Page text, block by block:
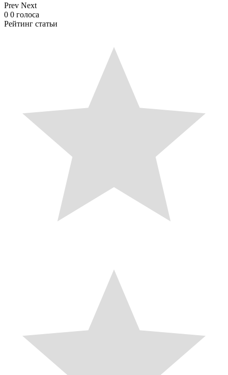
Prev Next
0 0 голоса
Рейтинг статьи